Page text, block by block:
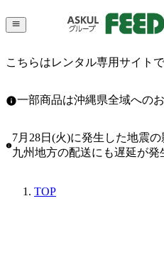
こちらはレンタル専用サイト
一部商品は沖縄県全域への
7月28日(火)に発生した地震
九州地方の配送にも遅延が発
TOP